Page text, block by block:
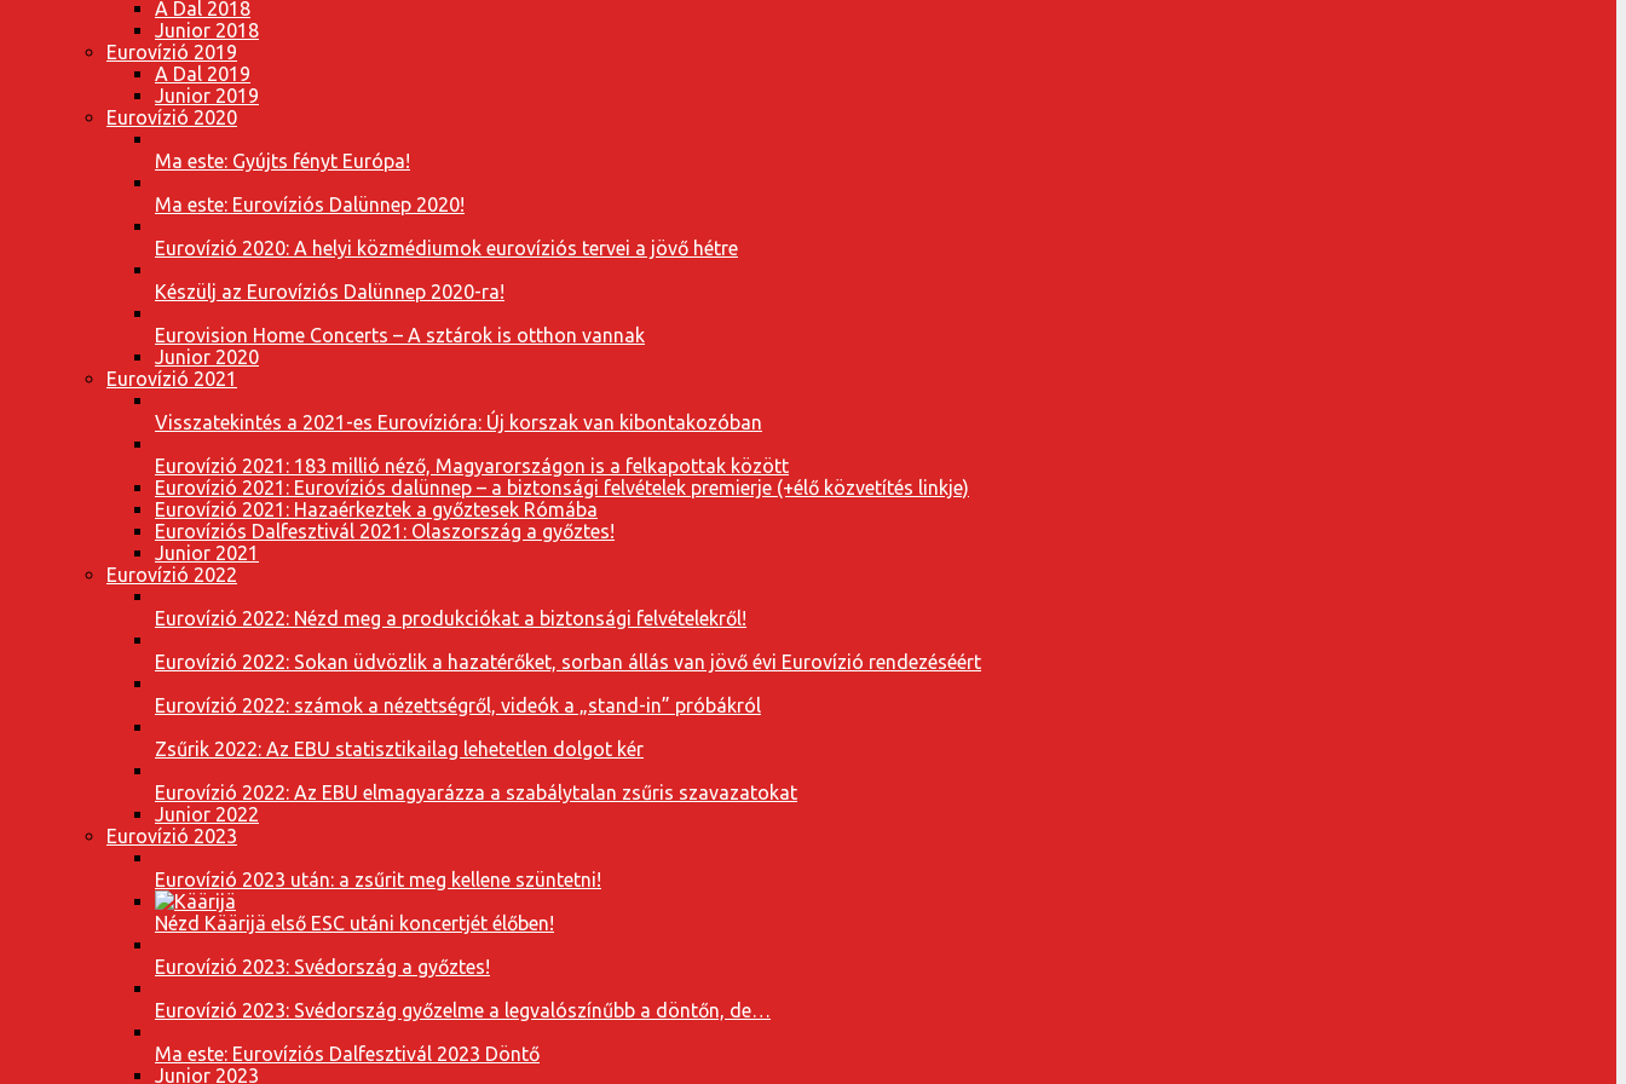
A Dal 2018
Junior 2018
Eurovízió 2019
A Dal 2019
Junior 2019
Eurovízió 2020
Ma este: Gyújts fényt Európa!
Ma este: Eurovíziós Dalünnep 2020!
Eurovízió 2020: A helyi közmédiumok eurovíziós tervei a jövő hétre
Készülj az Eurovíziós Dalünnep 2020-ra!
Eurovision Home Concerts – A sztárok is otthon vannak
Junior 2020
Eurovízió 2021
Visszatekintés a 2021-es Eurovízióra: Új korszak van kibontakozóban
Eurovízió 2021: 183 millió néző, Magyarországon is a felkapottak között
Eurovízió 2021: Eurovíziós dalünnep – a biztonsági felvételek premierje (+élő közvetítés linkje)
Eurovízió 2021: Hazaérkeztek a győztesek Rómába
Eurovíziós Dalfesztivál 2021: Olaszország a győztes!
Junior 2021
Eurovízió 2022
Eurovízió 2022: Nézd meg a produkciókat a biztonsági felvételekről!
Eurovízió 2022: Sokan üdvözlik a hazatérőket, sorban állás van jövő évi Eurovízió rendezéséért
Eurovízió 2022: számok a nézettségről, videók a „stand-in” próbákról
Zsűrik 2022: Az EBU statisztikailag lehetetlen dolgot kér
Eurovízió 2022: Az EBU elmagyarázza a szabálytalan zsűris szavazatokat
Junior 2022
Eurovízió 2023
Eurovízió 2023 után: a zsűrit meg kellene szüntetni!
Nézd Käärijä első ESC utáni koncertjét élőben!
Eurovízió 2023: Svédország a győztes!
Eurovízió 2023: Svédország győzelme a legvalószínűbb a döntőn, de…
Ma este: Eurovíziós Dalfesztivál 2023 Döntő
Junior 2023